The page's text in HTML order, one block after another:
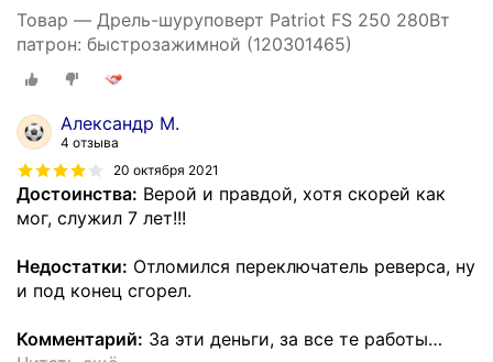
Товар — Дрель-шуруповерт Patriot FS 250 280Вт
патрон: быстрозажимной (120301465)
Александр М.
4 отзыва
20 октября 2021
Достоинства: Верой и правдой, хотя скорей как
мог, служил 7 лет!!!
Недостатки: Отломился переключатель реверса, ну
и под конец сгорел.
Комментарий: За эти деньги, за все те работы…